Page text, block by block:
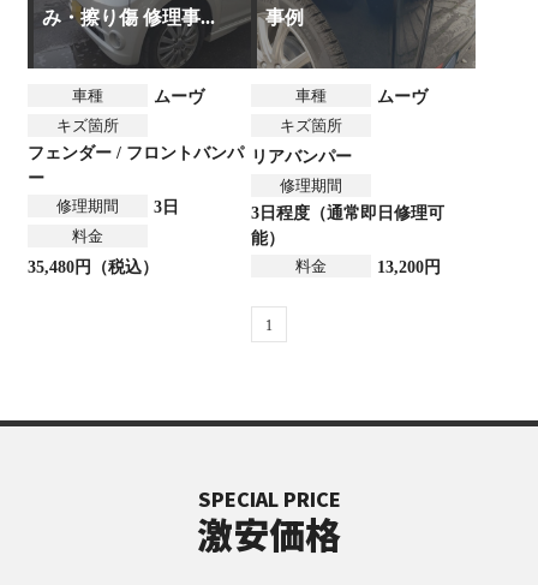
み・擦り傷 修理事...
車種
ムーヴ
キズ箇所
フェンダー / フロントバンパ
ー
修理期間
3日
料金
35,480円（税込）
事例
車種
ムーヴ
キズ箇所
リアバンパー
修理期間
3日程度（通常即日修理可
能）
料金
13,200円
1
SPECIAL PRICE
激安価格